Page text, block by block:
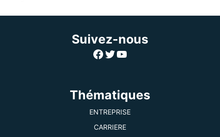
Suivez-nous
Facebook
Twitter
YouTube
Thématiques
ENTREPRISE
CARRIERE